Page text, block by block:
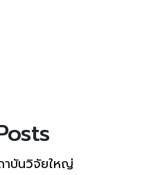
บันวิจัยใหญ่